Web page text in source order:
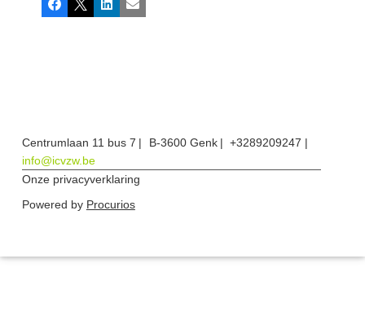
Facebook
X LinkedInE-mail
Centrumlaan 11 bus 7 B-3600 Genk
+3289209247
info@icvzw.be
Onze privacyverklaring
Powered by Procurios